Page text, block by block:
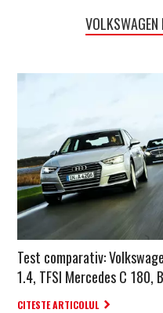
Test comparativ:
1.4, TFSI Mercedes C 180,
CITESTE ARTICOLUL